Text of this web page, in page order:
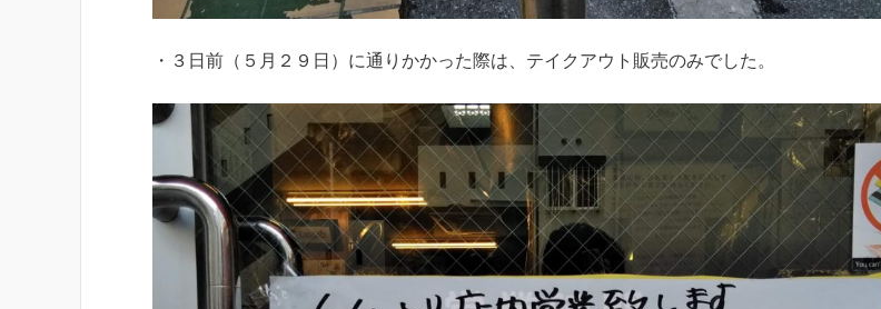
・３日前（５月２９日）に通りかかった際は、テイクアウト販売のみでした。